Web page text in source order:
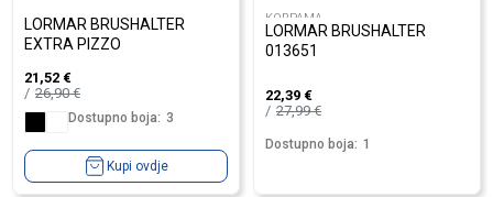
LORMAR BRUSHALTER
EXTRA PIZZO
21,52 €
26,90€
Dostupno boja: 3
Kupi ovdje
KORPAMA
LORMAR BRUSHALTER
013651
22,39 €
27,99€
Dostupno boja: 1